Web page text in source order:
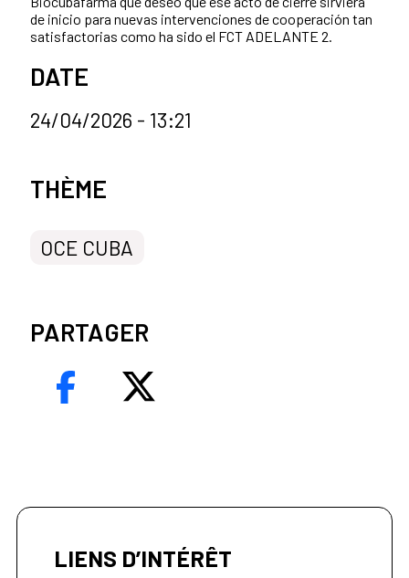
de inicio para nuevas intervenciones de cooperación tan
satisfactorias como ha sido el FCT ADELANTE 2.
DATE
24/04/2026 - 13:21
Categorías de la noticia
THÈME
OCE CUBA
PARTAGER
LIENS D’INTÉRÊT